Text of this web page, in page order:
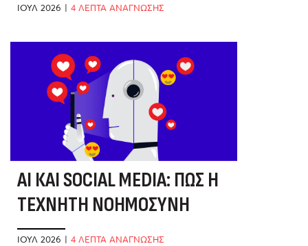
ΙΟΎΛ 2026 | 4 ΛΕΠΤΑ ΑΝΑΓΝΩΣΗΣ
AI ΚΑΙ SOCIAL MEDIA: ΠΏΣ Η
ΤΕΧΝΗΤΉ ΝΟΗΜΟΣΎΝΗ
ΑΛΛΆΖΕΙ ΤΟ ΤΟΠΊΟ
ΙΟΎΛ 2026 | 4 ΛΕΠΤΑ ΑΝΑΓΝΩΣΗΣ